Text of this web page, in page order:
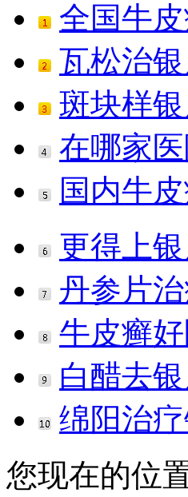
全国牛
瓦松治
斑块样
在哪家
国内牛
更得上
丹参片
牛皮癣
白醋去
绵阳治
您现在的位